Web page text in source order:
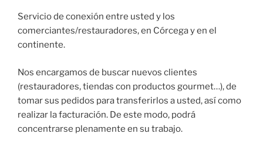
Servicio de conexión entre usted y los
comerciantes/restauradores, en Córcega y en el
continente.
Nos encargamos de buscar nuevos clientes
(restauradores, tiendas con productos gourmet…), de
tomar sus pedidos para transferirlos a usted, así como
realizar la facturación. De este modo, podrá
concentrarse plenamente en su trabajo.